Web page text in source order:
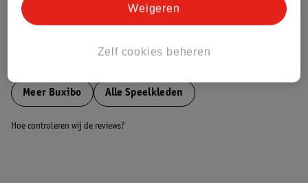
Bestel & Bezorginformatie
Meer Buxibo Alle Speelkleden
Hoe controleren wij de reviews?
Zelf cookies beheren
Weigeren